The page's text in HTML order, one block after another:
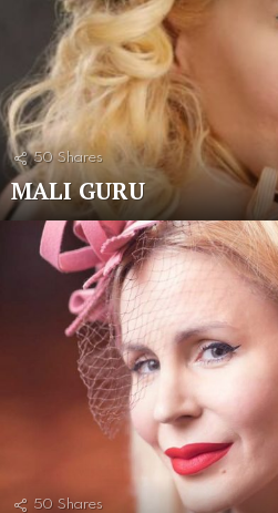
50 Shares
MALI GURU
50 Shares